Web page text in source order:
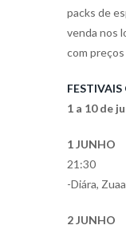
packs de
venda nos
com
1 a 10 de
1 JUNHO
21:30
-Diára,
2 JUNHO